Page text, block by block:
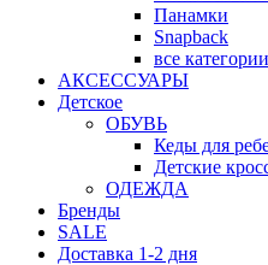
Панамки
Snapback
все
АКСЕССУАРЫ
Детское
ОБУВЬ
Кеды для
Детские
ОДЕЖДА
Бренды
SALE
Доставка 1-2 дня